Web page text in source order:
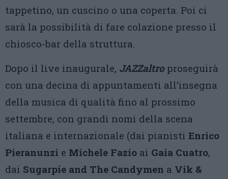
tappetino, un cuscino o una coperta. Poi ci
sarà la possibilità di fare colazione presso il
chiosco-bar della struttura.
Dopo il live inaugurale, JAZZaltroproseguirà
con una decina di appuntamenti all’insegna
della musica di qualità fino al prossimo
settembre, con grandi nomi della scena
italiana e internazionale (dai pianisti Enrico
Pieranunzi e Michele Fazio ai Gaia Cuatro,
dai Sugarpie and The Candymen a Vik &